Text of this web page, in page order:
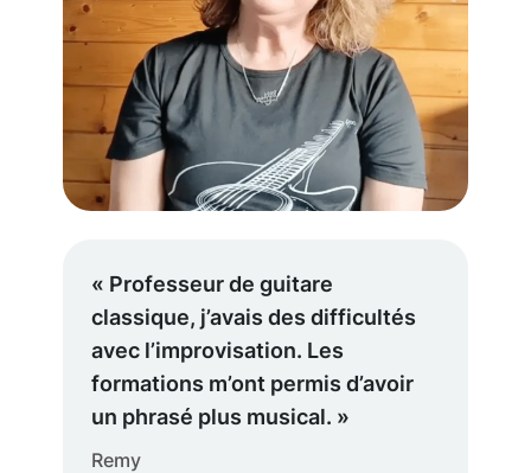
« Professeur de guitare
classique, j’avais des difficultés
avec l’improvisation. Les
formations m’ont permis d’avoir
un phrasé plus musical. »
Remy